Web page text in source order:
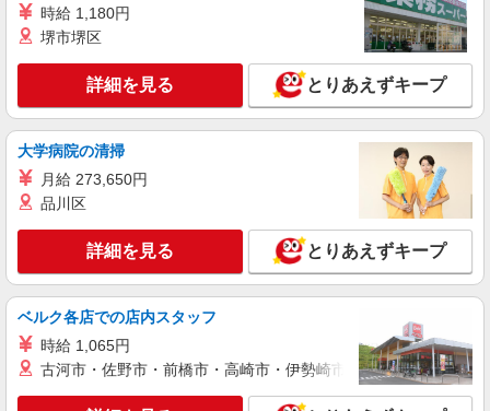
キープ 詳細を見る
株式会社kotrio /●KM-H-2159268
NEW
住宅型有料老人ホーム★日払いOKで急な出
時給1450円〜2062円 ＜日払い有/週払い有/交
通費全支給(ガソリン代含む)＞
八代市内/交通費支給
キープ
派遣社員 NEW
時給 1,180円
堺市堺区
詳細を見る とりあえずキープ
大学病院の清掃
月給 273,650円
品川区
詳細を見る とりあえずキープ
ベルク各店での店内スタッフ
時給 1,065円
古河市・佐野市・前橋市・高崎市・伊勢崎市・太田市・館林市